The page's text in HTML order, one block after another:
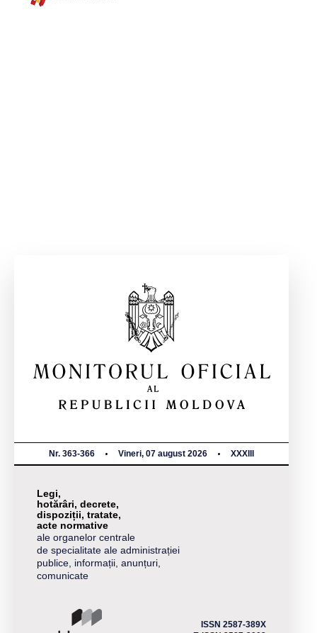
Nr. 363-366 Vineri, 07 august 2026 XXXIII
Legi,
hotărâri, decrete,
dispoziții, tratate,
acte normative
ale organelor centrale
de specialitate ale administrației
publice, informații, anunțuri,
comunicate
ISSN 2587-389X